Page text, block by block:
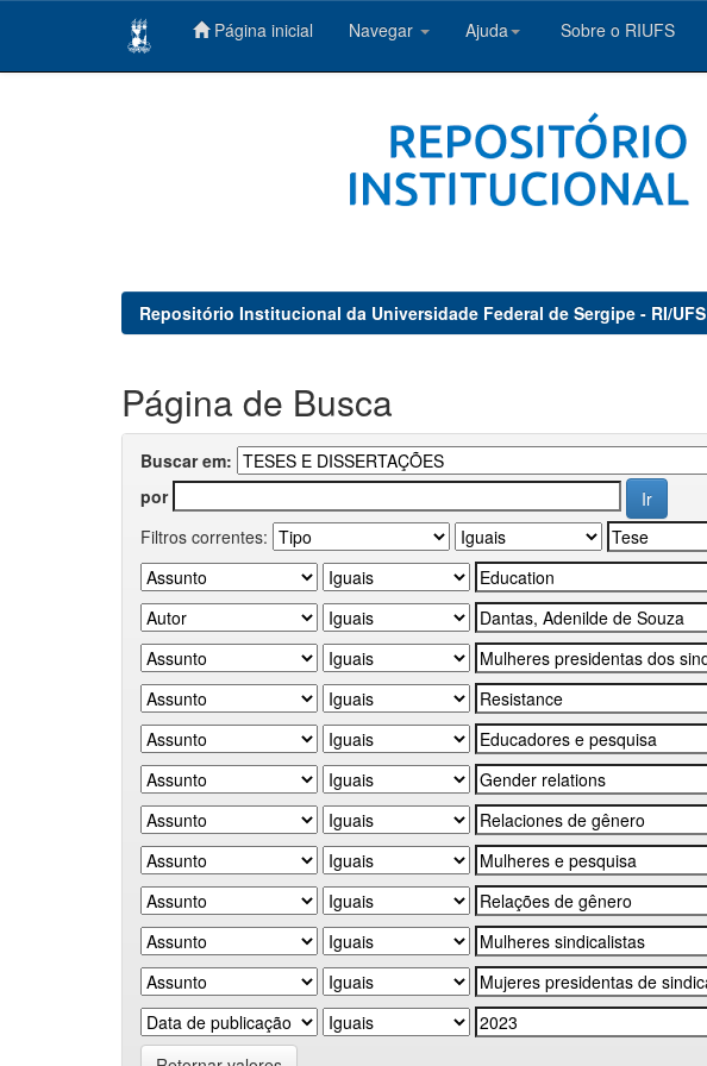
Página inicial Navegar Ajuda Sobre o RIUFS
Repositório Institucional da Universidade Federal de Sergipe - RI/UFS
Página de Busca
Buscar em:
por
Filtros correntes: